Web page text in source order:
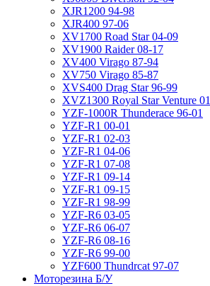
XJR1200 94-98
XJR400 97-06
XV1700 Road Star 04-09
XV1900 Raider 08-17
XV400 Virago 87-94
XV750 Virago 85-87
XVS400 Drag Star 96-99
XVZ1300 Royal Star Venture
YZF-1000R Thunderace 96-01
YZF-R1 00-01
YZF-R1 02-03
YZF-R1 04-06
YZF-R1 07-08
YZF-R1 09-14
YZF-R1 09-15
YZF-R1 98-99
YZF-R6 03-05
YZF-R6 06-07
YZF-R6 08-16
YZF-R6 99-00
YZF600 Thundrcat 97-07
Моторезина Б/У